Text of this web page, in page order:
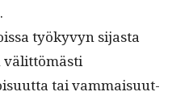
työkyvyn sijas­ta
tai vam­maisu­ut­